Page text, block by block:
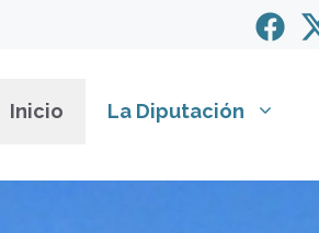
Inicio La Diputación